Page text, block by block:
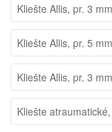
Kliešte Allis, pr. 3 mm
Kliešte Allis, pr. 5 mm
Kliešte Allis, pr. 3 mm
Kliešte